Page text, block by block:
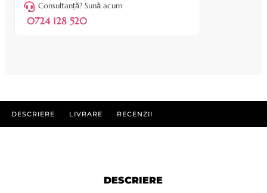
Consultanță? Sună acum
0724 128 520
DESCRIERE LIVRARE RECENZII
DESCRIERE